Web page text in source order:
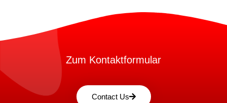
Zum Kontaktformular
Contact Us